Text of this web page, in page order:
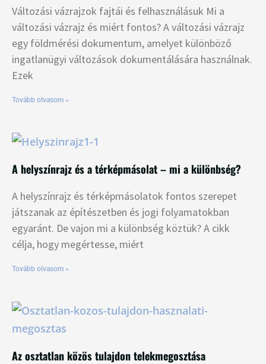
Változási vázrajzok fajtái és felhasználásuk Mi a
változási vázrajz és miért fontos? A változási vázrajz
egy földmérési dokumentum, amelyet különböző
ingatlanügyi változások dokumentálására használnak.
Ezek
Tovább olvasom »
A helyszínrajz és a térképmásolat – mi a különbség?
A helyszínrajz és térképmásolatok fontos szerepet
játszanak az építészetben és jogi folyamatokban
egyaránt. De vajon mi a különbség köztük? A cikk
célja, hogy megértesse, miért
Tovább olvasom »
Az osztatlan közös tulajdon telekmegosztása